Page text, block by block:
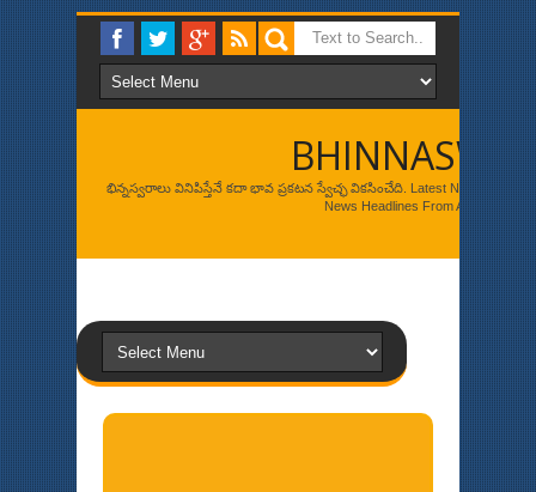
భిన్నస్వరాలు వినిపిస్తేనే కదా భావ ప్రకటన స్వేచ్ఛ వికసించేది. Latest News, Breaking
News Headlines From Around The